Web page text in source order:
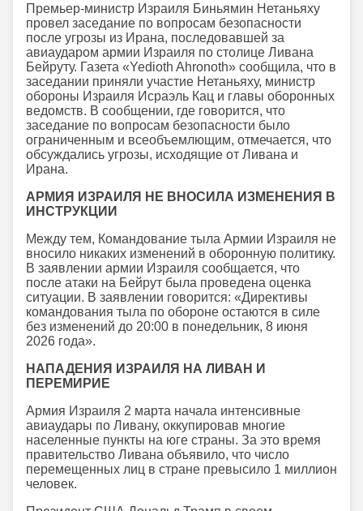
Премьер-министр Израиля Биньямин Нетаньяху
провел заседание по вопросам безопасности
после угрозы из Ирана, последовавшей за
авиаударом армии Израиля по столице Ливана
Бейруту. Газета «Yedioth Ahronoth» сообщила, что в
заседании приняли участие Нетаньяху, министр
обороны Израиля Исраэль Кац и главы оборонных
ведомств. В сообщении, где говорится, что
заседание по вопросам безопасности было
ограниченным и всеобъемлющим, отмечается, что
обсуждались угрозы, исходящие от Ливана и
Ирана.
АРМИЯ ИЗРАИЛЯ НЕ ВНОСИЛА ИЗМЕНЕНИЯ В
ИНСТРУКЦИИ
Между тем, Командование тыла Армии Израиля не
вносило никаких изменений в оборонную политику.
В заявлении армии Израиля сообщается, что
после атаки на Бейрут была проведена оценка
ситуации. В заявлении говорится: «Директивы
командования тыла по обороне остаются в силе
без изменений до 20:00 в понедельник, 8 июня
2026 года».
НАПАДЕНИЯ ИЗРАИЛЯ НА ЛИВАН И
ПЕРЕМИРИЕ
Армия Израиля 2 марта начала интенсивные
авиаудары по Ливану, оккупировав многие
населенные пункты на юге страны. За это время
правительство Ливана объявило, что число
перемещенных лиц в стране превысило 1 миллион
человек.